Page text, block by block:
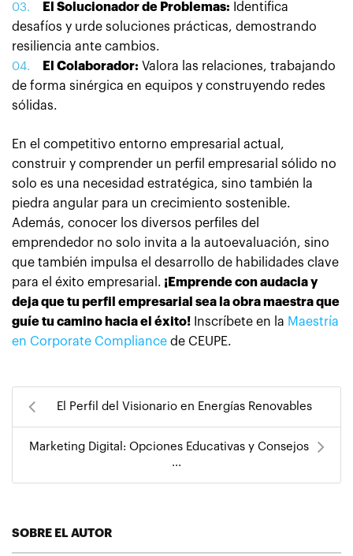
El Solucionador de Problemas: Identifica
desafíos y urde soluciones prácticas, demostrando
resiliencia ante cambios.
El Colaborador: Valora las relaciones, trabajando
de forma sinérgica en equipos y construyendo redes
sólidas.
En el competitivo entorno empresarial actual,
construir y comprender un perfil empresarial sólido no
solo es una necesidad estratégica, sino también la
piedra angular para un crecimiento sostenible.
Además, conocer los diversos perfiles del
emprendedor no solo invita a la autoevaluación, sino
que también impulsa el desarrollo de habilidades clave
para el éxito empresarial. ¡Emprende con audacia y
deja que tu perfil empresarial sea la obra maestra que
guíe tu camino hacia el éxito! Inscríbete en la Maestría
en Corporate Compliance de CEUPE.
El Perfil del Visionario en Energías Renovables
Marketing Digital: Opciones Educativas y Consejos
...
SOBRE EL AUTOR